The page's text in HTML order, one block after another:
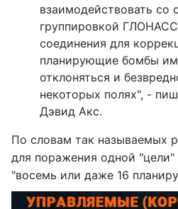
взаимодействовать со
группировкой
соединения для
планирующие бомбы
отклоняться и
некоторых полях", -
Дэвид Акс.
По словам так называемых
для поражения одной "цели"
"восемь или даже 16